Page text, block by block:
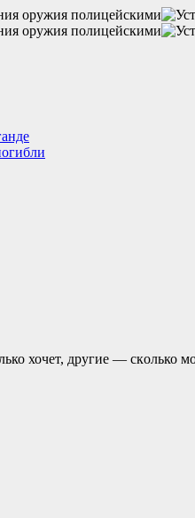
хочет, другие — скoлько